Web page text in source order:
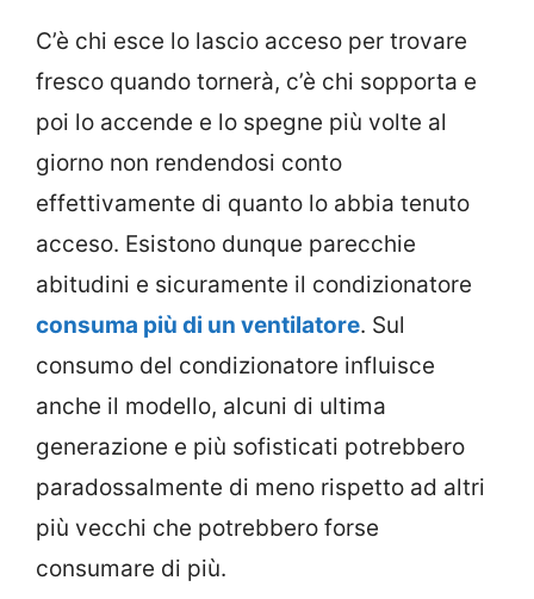
C’è chi esce lo lascio acceso per trovare
fresco quando tornerà, c’è chi sopporta e
poi lo accende e lo spegne più volte al
giorno non rendendosi conto
effettivamente di quanto lo abbia tenuto
acceso. Esistono dunque parecchie
abitudini e sicuramente il condizionatore
consuma più di un ventilatore. Sul
consumo del condizionatore influisce
anche il modello, alcuni di ultima
generazione e più sofisticati potrebbero
paradossalmente di meno rispetto ad altri
più vecchi che potrebbero forse
consumare di più.